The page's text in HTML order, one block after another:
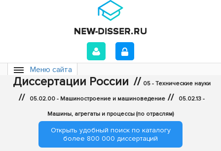
Меню сайта
Диссертации России // 05 - Технические науки
// 05.02.00 - Машиностроение и машиноведение // 05.02.13 -
Машины, агрегаты и процессы (по отраслям)
Открыть удобный поиск по каталогу
более 800 000 диссертаций